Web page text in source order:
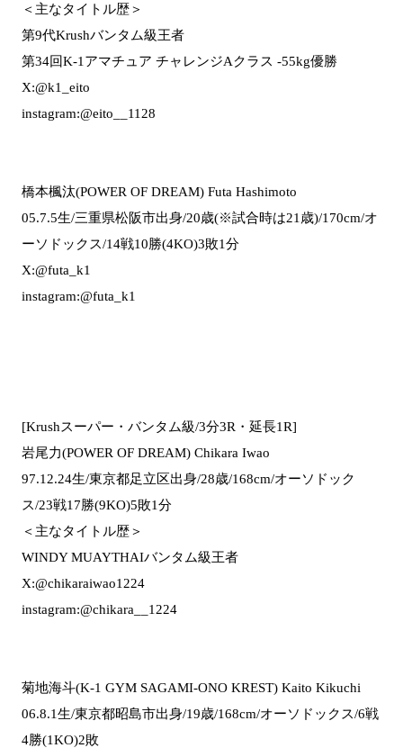
＜主なタイトル歴＞
第9代Krushバンタム級王者
第34回K-1アマチュア チャレンジAクラス -55kg優勝
X:@k1_eito
instagram:@eito__1128
橋本楓汰(POWER OF DREAM) Futa Hashimoto
05.7.5生/三重県松阪市出身/20歳(※試合時は21歳)/170cm/オ
ーソドックス/14戦10勝(4KO)3敗1分
X:@futa_k1
instagram:@futa_k1
[Krushスーパー・バンタム級/3分3R・延長1R]
岩尾力(POWER OF DREAM) Chikara Iwao
97.12.24生/東京都足立区出身/28歳/168cm/オーソドック
ス/23戦17勝(9KO)5敗1分
＜主なタイトル歴＞
WINDY MUAYTHAIバンタム級王者
X:@chikaraiwao1224
instagram:@chikara__1224
菊地海斗(K-1 GYM SAGAMI-ONO KREST) Kaito Kikuchi
06.8.1生/東京都昭島市出身/19歳/168cm/オーソドックス/6戦
4勝(1KO)2敗